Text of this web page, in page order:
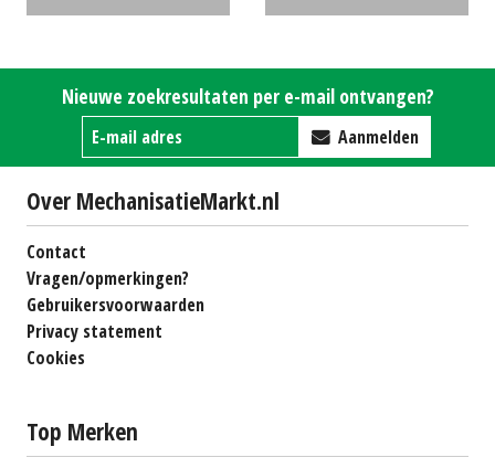
Nieuwe zoekresultaten per e-mail ontvangen?
Aanmelden
Over MechanisatieMarkt.nl
Contact
Vragen/opmerkingen?
Gebruikersvoorwaarden
Privacy statement
Cookies
Top Merken